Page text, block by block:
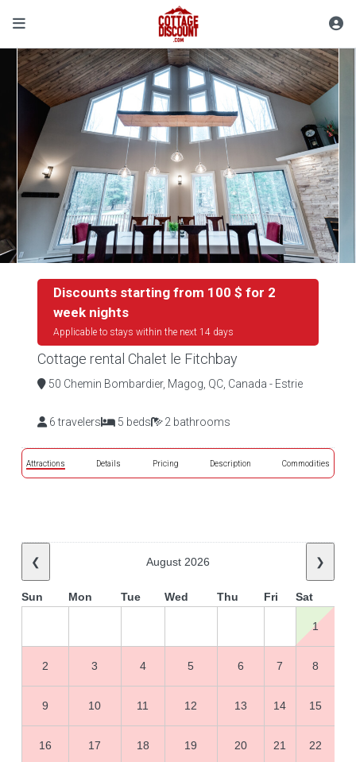
Discounts starting from 100 $ for 2
week nights
Applicable to stays within the next 14 days
Cottage rental Chalet le Fitchbay
50 Chemin Bombardier, Magog, QC, Canada - Estrie
6 travelers 5 beds 2 bathrooms
Attractions Details Pricing Description Commodities
❮ August 2026 ❯
Sun Mon Tue Wed Thu Fri Sat
1
2 3 4 5 6 7 8
9 10 11 12 13 14 15
16 17 18 19 20 21 22